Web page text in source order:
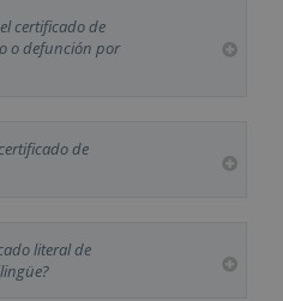
certificado de
o defunción por
de
literal de